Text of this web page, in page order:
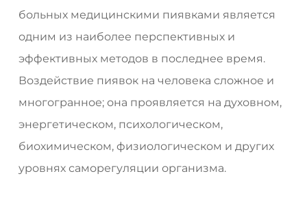
больных медицинскими пиявками является
одним из наиболее перспективных и
эффективных методов в последнее время.
Воздействие пиявок на человека сложное и
многогранное; она проявляется на духовном,
энергетическом, психологическом,
биохимическом, физиологическом и других
уровнях саморегуляции организма.